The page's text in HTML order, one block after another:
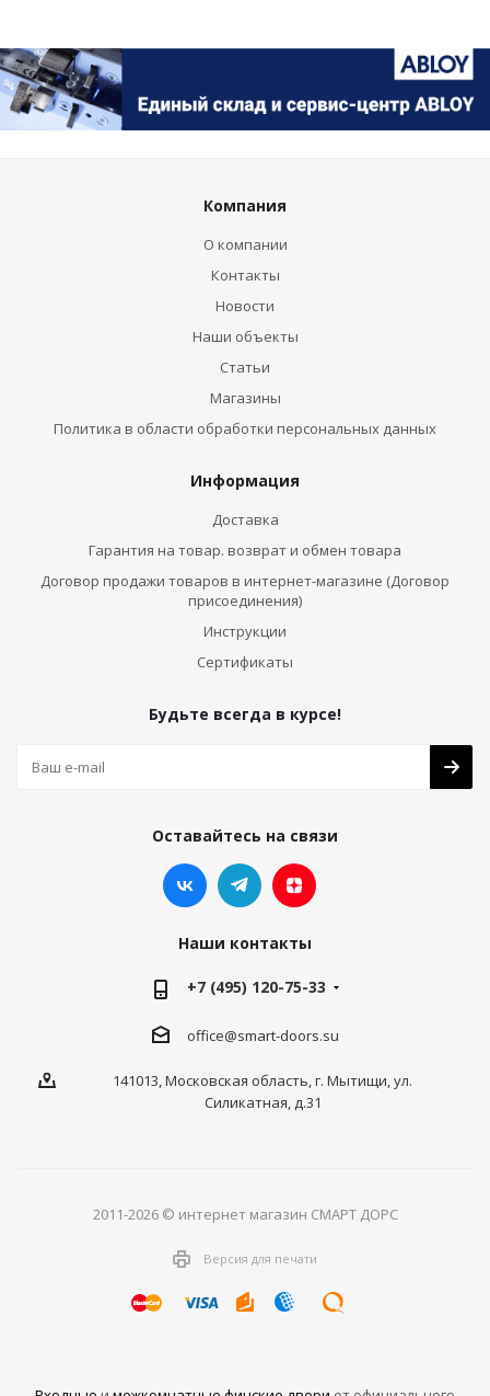
Компания
О компании
Контакты
Новости
Наши объекты
Статьи
Магазины
Политика в области обработки персональных данных
Информация
Доставка
Гарантия на товар. возврат и обмен товара
Договор продажи товаров в интернет-магазине (Договор
присоединения)
Инструкции
Сертификаты
Будьте всегда в курсе!
Оставайтесь на связи
Наши контакты
+7 (495) 120-75-33
office@smart-doors.su
141013, Московская область, г. Мытищи, ул.
Силикатная, д.31
2011-2026 © интернет магазин СМАРТ ДОРС
Версия для печати